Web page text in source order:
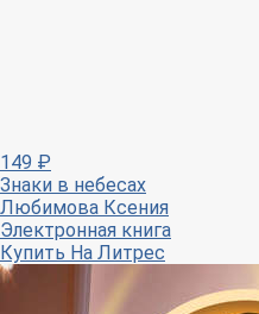
149 ₽
Знаки в небесах
Любимова Ксения
Электронная книга
Купить На Литрес